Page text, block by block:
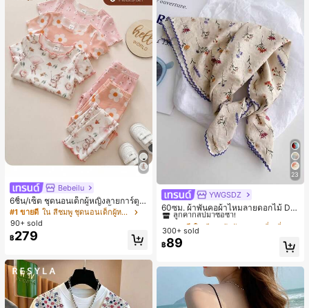
Bebeilu
6ชิ้น/เซ็ต ชุดนอนเด็กผู้หญิงลายการ์ตูน
หมีและดอกไม้ คอกลม แขนสั้น กางเกง
ขาสั้น ขอบระบาย สวมใส่สบาย
#1 ขายดี
ใน สีชมพู ชุดนอนเด็กผู้หญิง
90+ sold
฿279
23
YWGSDZ
60ซม. ผ้าพันคอผ้าไหมลายดอกไม้ Dit
sy สีเบจ, เครื่องประดับใหม่สำหรับผู้หญิ
งฤดูใบไม้ผลิ/ฤดูใบไม้ร่วง, ผ้าพันคอผืน
บางอเนกประสงค์หรูหรา
#1 ขายดี
ลูกค้ากลับมาซื้อซ้ำ!
#1 ขายดี
ลูกค้ากลับมาซื้อซ้ำ!
#1 ขายดี
ลูกค้ากลับมาซื้อซ้ำ!
#1 ขายดี
ใน สีเบจ ผ้าพันคอทรงสี่เหลี่ยมและผ้าพันคอสำหรับผู้
300+ sold
฿89